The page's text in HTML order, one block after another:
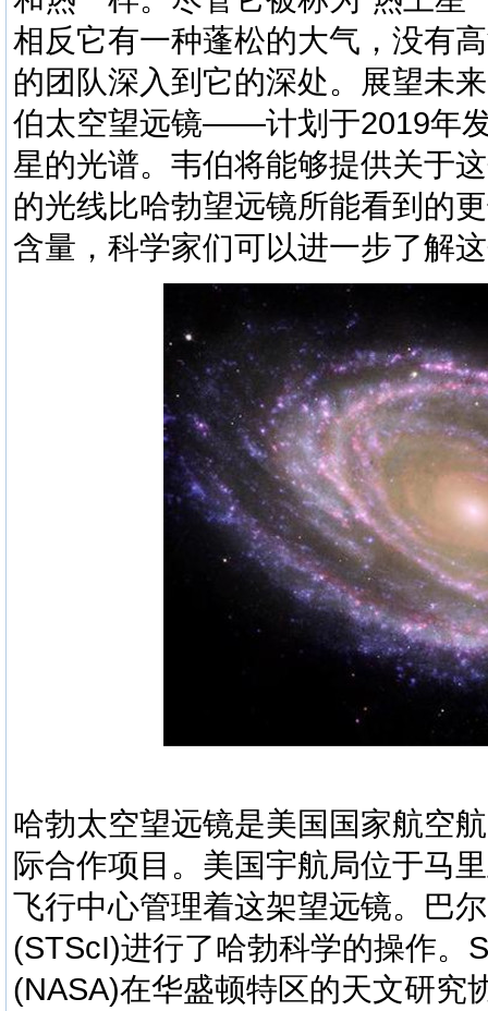
相反它有一种蓬松的大气，没有
的团队深入到它的深处。展望未
伯太空望远镜——计划于2019年
星的光谱。韦伯将能够提供关于
的光线比哈勃望远镜所能看到的
含量，科学家们可以进一步了解
哈勃太空望远镜是美国国家航空
际合作项目。美国宇航局位于马
飞行中心管理着这架望远镜。巴
(STScI)进行了哈勃科学的操作。
(NASA)在华盛顿特区的天文研究